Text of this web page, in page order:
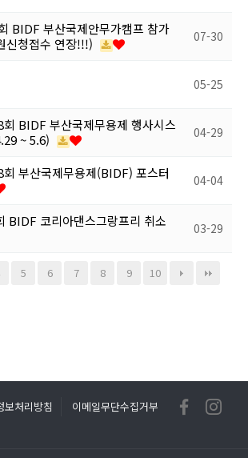
BIDF 부산국제안무가캠프 참가
신청접수 연장!!!)
07-30
05-25
BIDF 부산국제무용제 행사시스
~ 5.6)
04-29
부산국제무용제(BIDF) 포스터
04-04
BIDF 코리아댄스그랑프리 취소
03-29
5 6 7 8 9 10
보처리방침 이메일무단수집거부